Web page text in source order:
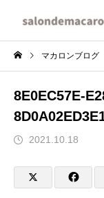
マカロンブログ
8E0EC57E-
2021.10.18